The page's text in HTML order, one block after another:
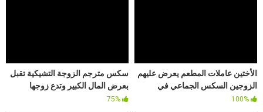
سكس مترجم الزوجة التشيكية تقبل
بعرض المال الكبير وتدع زوجها
يشارك
الأختين عاملات المطعم يعرض عليهم
الزوجين السكس الجماعي في
المستودع الخلفي